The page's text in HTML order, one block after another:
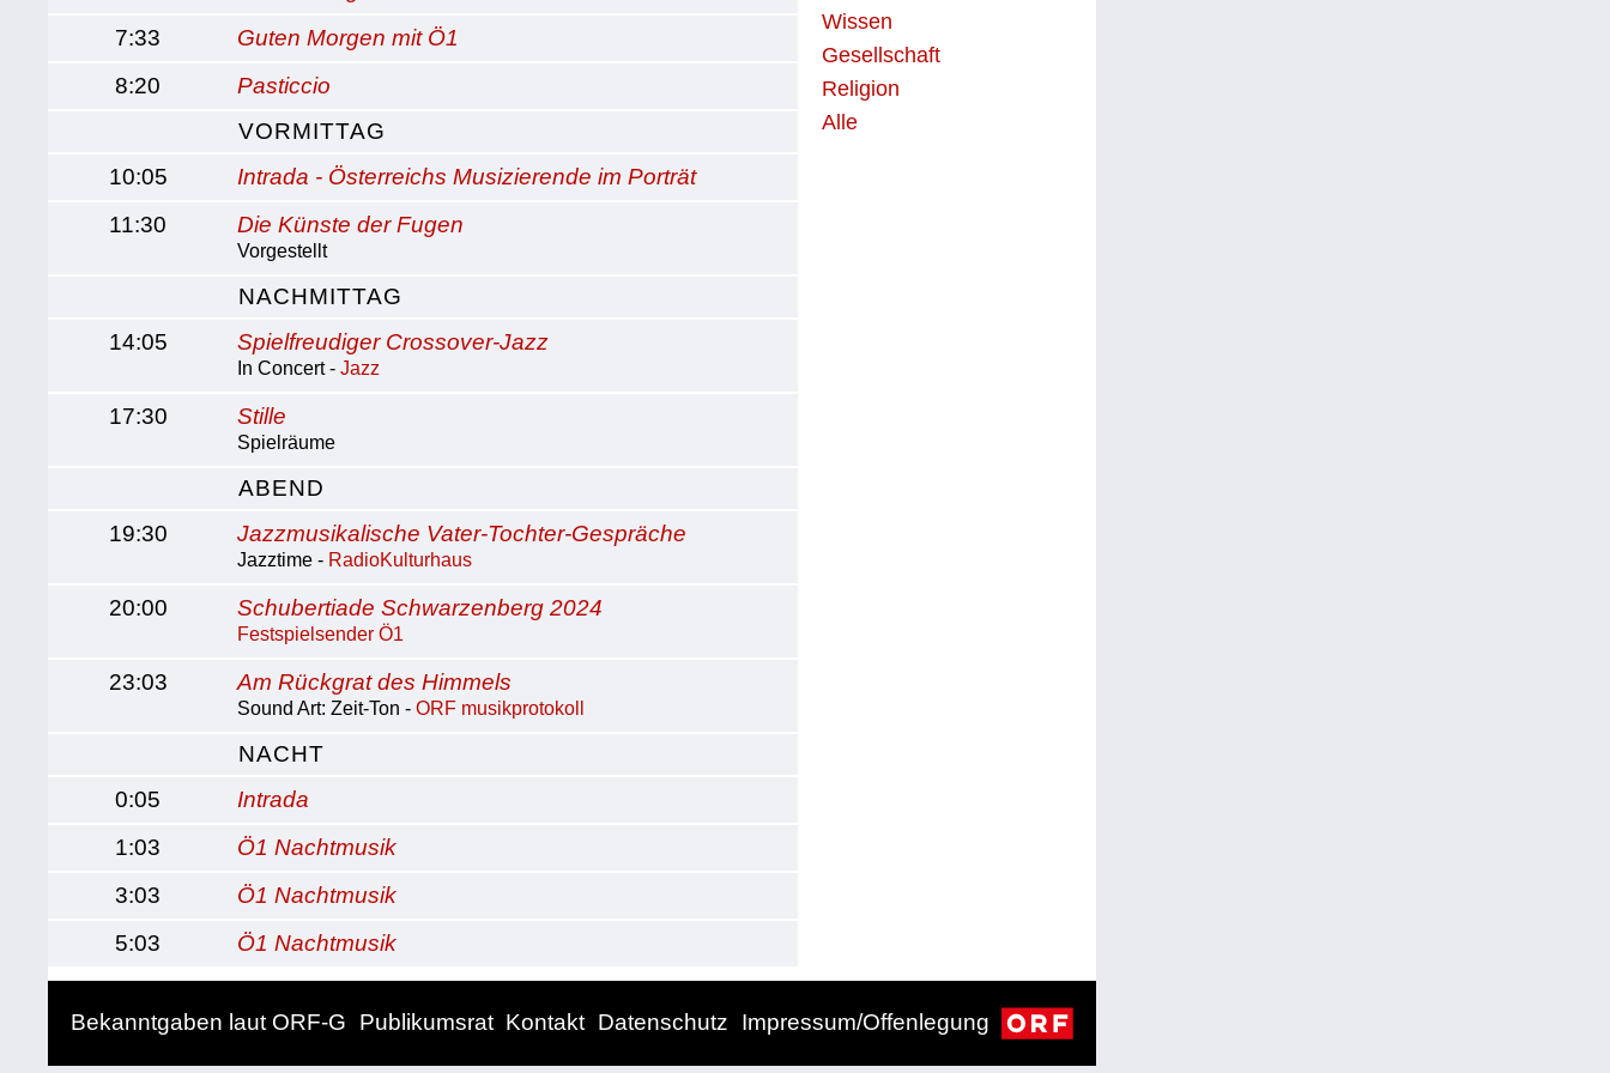
Wissen
Gesellschaft
Religion
Alle
7:33
Guten Morgen mit Ö1
8:20
Pasticcio
VORMITTAG
10:05
Intrada - Österreichs Musizierende im Porträt
11:30
Die Künste der Fugen
Vorgestellt
NACHMITTAG
14:05
Spielfreudiger Crossover-Jazz
In Concert -Jazz
17:30 Stille
Spielräume
ABEND
19:30
Jazzmusikalische Vater-Tochter-Gespräche
Jazztime - RadioKulturhaus
20:00 Schubertiade Schwarzenberg 2024
Festspielsender Ö1
23:03 Am Rückgrat des Himmels
Sound Art: Zeit-Ton -ORF musikprotokoll
NACHT
0:05
Intrada
1:03
Ö1 Nachtmusik
3:03
Ö1 Nachtmusik
5:03
Ö1 Nachtmusik
Bekanntgaben laut ORF-G Publikumsrat Kontakt Datenschutz Impressum/Offenlegung